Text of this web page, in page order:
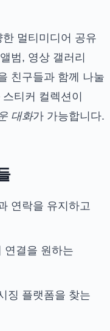
멀티미디어 공유
범, 영상 갤러리
친구들과 함께 나눌
티커 컬렉션이
대화가 가능합니다.
연락을 유지하고
연결을 원하는
징 플랫폼을 찾는